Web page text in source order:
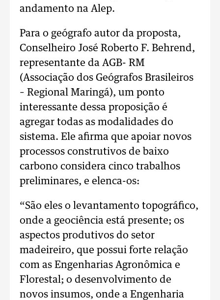
andamento na Alep.
Para o geógrafo autor da proposta,
Conselheiro José Roberto F. Behrend,
representante da AGB- RM
(Associação dos Geógrafos Brasileiros
– Regional Maringá), um ponto
interessante dessa proposição é
agregar todas as modalidades do
sistema. Ele afirma que apoiar novos
processos construtivos de baixo
carbono considera cinco trabalhos
preliminares, e elenca-os:
“São eles o levantamento topográfico,
onde a geociência está presente; os
aspectos produtivos do setor
madeireiro, que possui forte relação
com as Engenharias Agronômica e
Florestal; o desenvolvimento de
novos insumos, onde a Engenharia